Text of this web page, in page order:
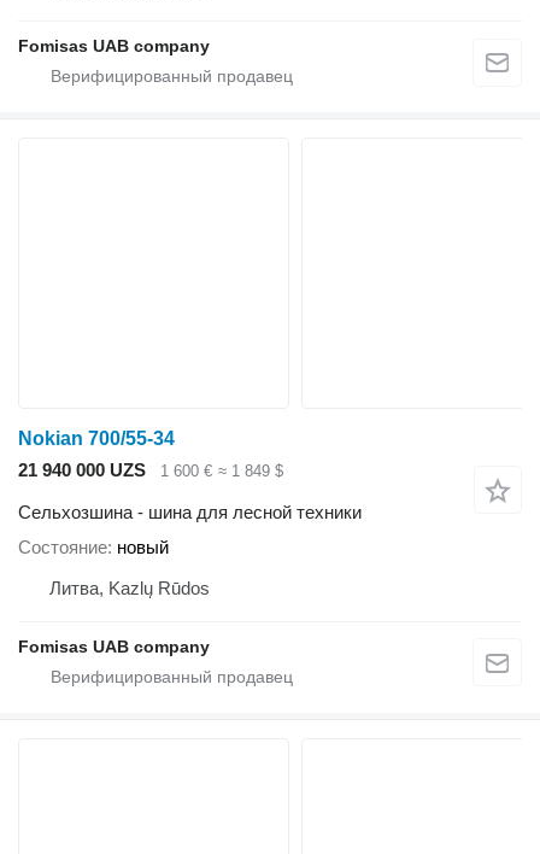
Fomisas UAB company
Nokian 700/55-34
21 940 000 UZS
1 600 € ≈ 1 849 $
Сельхозшина - шина для лесной техники
Состояние новый
Литва, Kazlų Rūdos
Fomisas UAB company